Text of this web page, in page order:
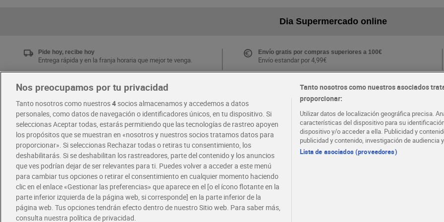
Dia Supermercado online
Pide hoy, recibe hoy
Entrega rápida y en la franja horaria que mejor te venga.
Envío gratis por compras superiores a 100€
Envío estandar por 4,99€
Disfruta las ventajas y ofertas exclusivas.
Descárgate la APP Dia
Folletos y Tiendas
cercana
RECETAS · COMER MEJOR CADA DIA · EMPLEO
Nos preocupamos por tu privacidad
Tanto nosotros como nuestros4socios almacenamos y accedemos a datos
personales, como datos de navegación o identificadores únicos, en tu dispositivo. Si
seleccionas Aceptar todas, estarás permitiendo que las tecnologías de rastreo apoyen
los propósitos que se muestran en «nosotros y nuestros socios tratamos datos para
proporcionar». Si seleccionas Rechazar todas o retiras tu consentimiento, los
deshabilitarás. Si se deshabilitan los rastreadores, parte del contenido y los anuncios
que ves podrían dejar de ser relevantes para ti. Puedes volver a acceder a este menú
para cambiar tus opciones o retirar el consentimiento en cualquier momento haciendo
clic en el enlace «Gestionar las preferencias» que aparece en el [o el ícono flotante en la
parte inferior izquierda de la página web, si corresponde] en la parte inferior de la
página web. Tus opciones tendrán efecto dentro de nuestro Sitio web. Para saber más,
consulta nuestra política de privacidad.
Tanto nosotros como nuestros asociados
proporcionar:
Utilizar datos de localización geográfica precisa.
características del dispositivo para su
dispositivo y/o acceder a ella. Publicidad y
publicidad y contenido, investigación de audiencia
Lista de asociados (proveedores)